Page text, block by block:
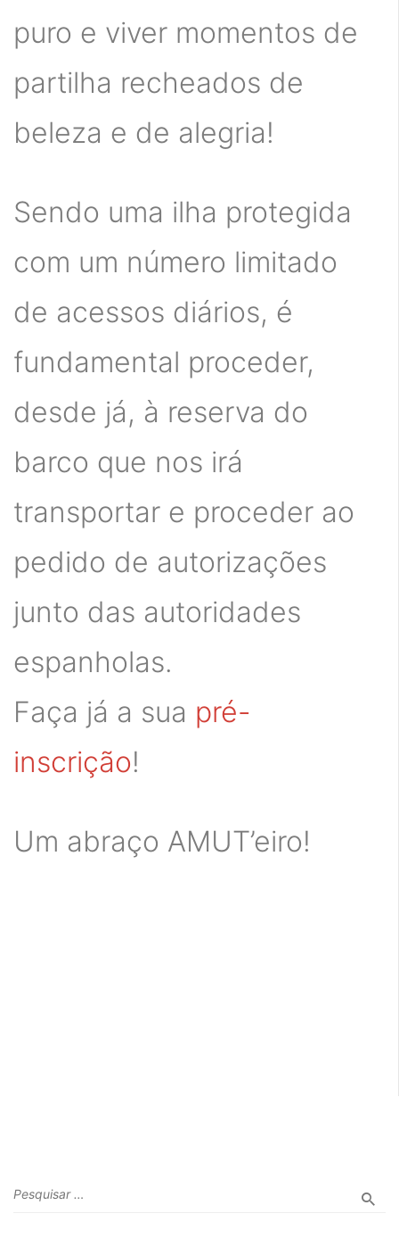
puro e viver momentos de
partilha recheados de
beleza e de alegria!
Sendo uma ilha protegida
com um número limitado
de acessos diários, é
fundamental proceder,
desde já, à reserva do
barco que nos irá
transportar e proceder ao
pedido de autorizações
junto das autoridades
espanholas.
Faça já a sua pré-
inscrição!
Um abraço AMUT’eiro!